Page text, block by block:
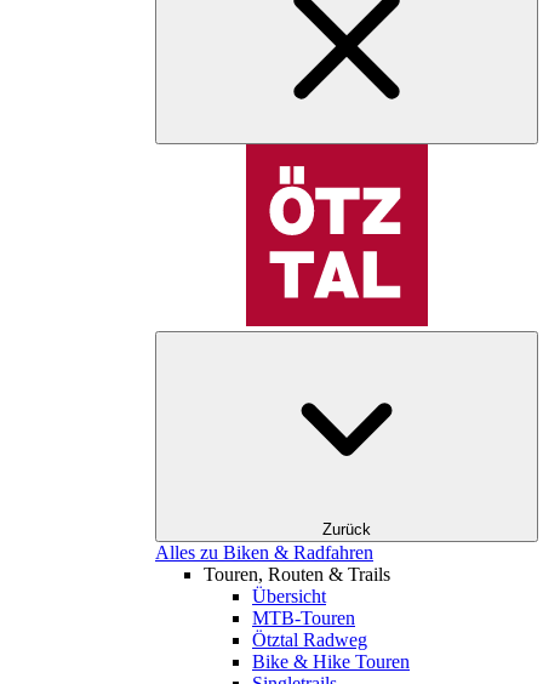
Zurück
Alles zu Biken & Radfahren
Touren, Routen & Trails
Übersicht
MTB-Touren
Ötztal Radweg
Bike & Hike Touren